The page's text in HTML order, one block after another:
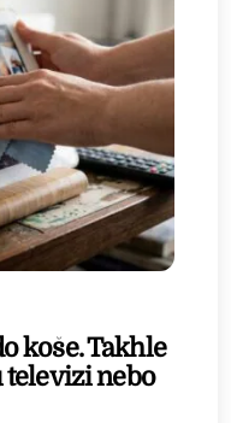
koše. Takhle
televizi nebo